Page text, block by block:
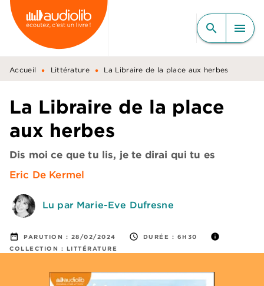
MENU RECHERCHE
CONTENU
PIED DE PAGE
search menu
Accueil • Littérature • La Libraire de la place aux herbes
La Libraire de la place
aux herbes
Dis moi ce que tu lis, je te dirai qui tu es
Eric De Kermel
Lu par Marie-Eve Dufresne
date_range PARUTION : 28/02/2024 access_time DURÉE : 6H30 info
COLLECTION : LITTÉRATURE